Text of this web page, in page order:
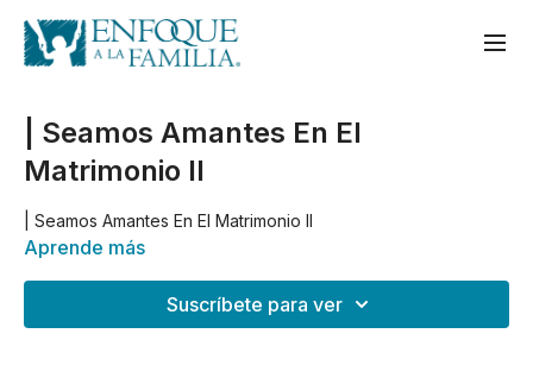
| Seamos Amantes En El
Matrimonio II
| Seamos Amantes En El Matrimonio II
Aprende más
Suscríbete para ver